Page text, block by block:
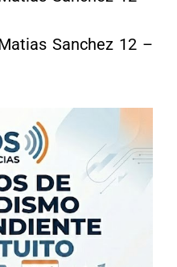
Sanchez 12 –